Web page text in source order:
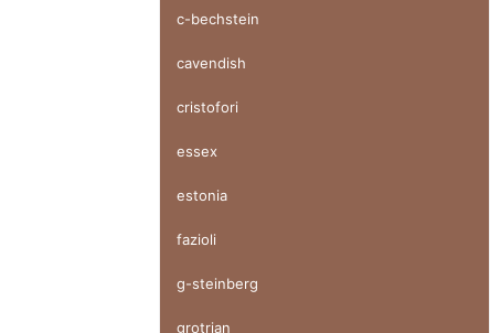
c-bechstein
cavendish
cristofori
essex
estonia
fazioli
g-steinberg
grotrian